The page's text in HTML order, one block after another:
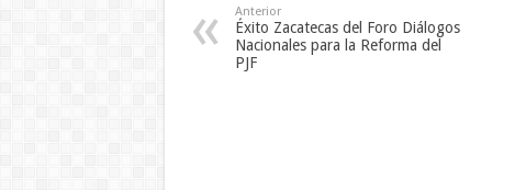
Anterior
Éxito Zacatecas del Foro Diálogos
Nacionales para la Reforma del
PJF